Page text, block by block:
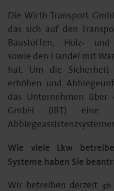
Die Wirth Transport
das sich auf den
Baustoffen, Holz- und
sowie den Handel mit
hat. Um die Sicherheit
erhöhen und
das Unternehmen über
GmbH (IBT) eine
Wie viele Lkw
Systeme haben Sie
Wir betreiben derzeit 36